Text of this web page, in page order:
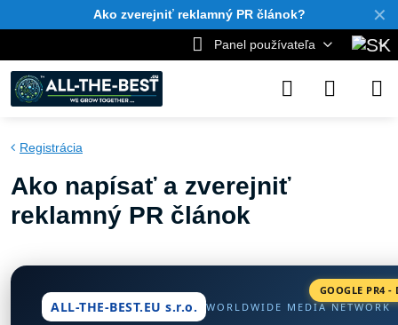
✕
Ako zverejniť reklamný PR článok?
Panel používateľa
Registrácia
Ako napísať a zverejniť
reklamný PR článok
GOOGLE PR4 -
ALL-THE-BEST.EU s.r.o. WORLDWIDE MEDIA NETWORK